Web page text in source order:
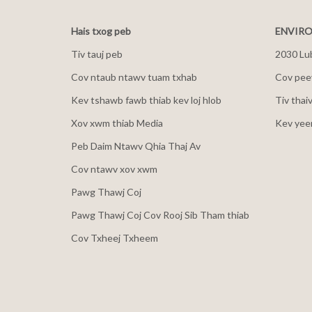
Hais txog peb
Tiv tauj peb
Cov ntaub ntawv tuam txhab
Kev tshawb fawb thiab kev loj hlob
Xov xwm thiab Media
Peb Daim Ntawv Qhia Thaj Av
Cov ntawv xov xwm
Pawg Thawj Coj
Pawg Thawj Coj Cov Rooj Sib Tham thiab
Cov Txheej Txheem
2030
Cov
Tiv
Kev